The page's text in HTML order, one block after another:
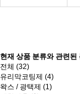
현재 상품 분류와 관련된
전체 (32)
유리막코팅제 (4)
왁스 / 광택제 (1)